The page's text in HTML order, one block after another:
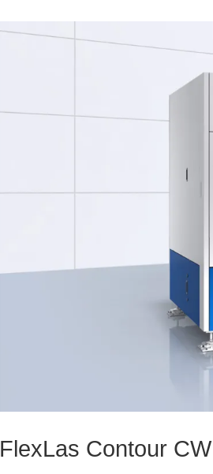
FlexLas Contour CW